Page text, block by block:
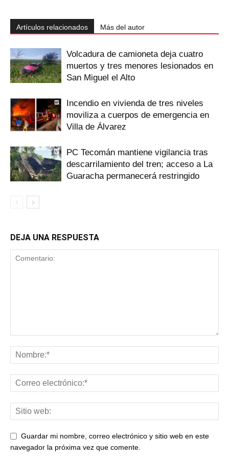
Artículos relacionados Más del autor
Volcadura de camioneta deja cuatro
muertos y tres menores lesionados en
San Miguel el Alto
Incendio en vivienda de tres niveles
moviliza a cuerpos de emergencia en
Villa de Álvarez
PC Tecomán mantiene vigilancia tras
descarrilamiento del tren; acceso a La
Guaracha permanecerá restringido
DEJA UNA RESPUESTA
Guardar mi nombre, correo electrónico y sitio web en este
navegador la próxima vez que comente.